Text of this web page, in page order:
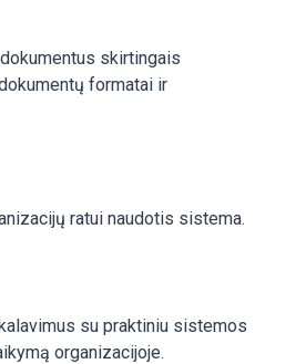
skirtingais
formatai ir
ratui naudotis sistema.
su praktiniu sistemos
organizacijoje.